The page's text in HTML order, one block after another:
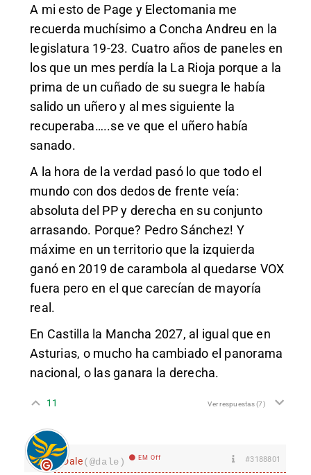
A mi esto de Page y Electomania me
recuerda muchísimo a Concha Andreu en la
legislatura 19-23. Cuatro años de paneles en
los que un mes perdía la La Rioja porque a la
prima de un cuñado de su suegra le había
salido un uñero y al mes siguiente la
recuperaba…..se ve que el uñero había
sanado.
A la hora de la verdad pasó lo que todo el
mundo con dos dedos de frente veía:
absoluta del PP y derecha en su conjunto
arrasando. Porque? Pedro Sánchez! Y
máxime en un territorio que la izquierda
ganó en 2019 de carambola al quedarse VOX
fuera pero en el que carecían de mayoría
real.
En Castilla la Mancha 2027, al igual que en
Asturias, o mucho ha cambiado el panorama
nacional, o las ganara la derecha.
11 Ver respuestas(7)
Dale(@dale) EM Off #3188801